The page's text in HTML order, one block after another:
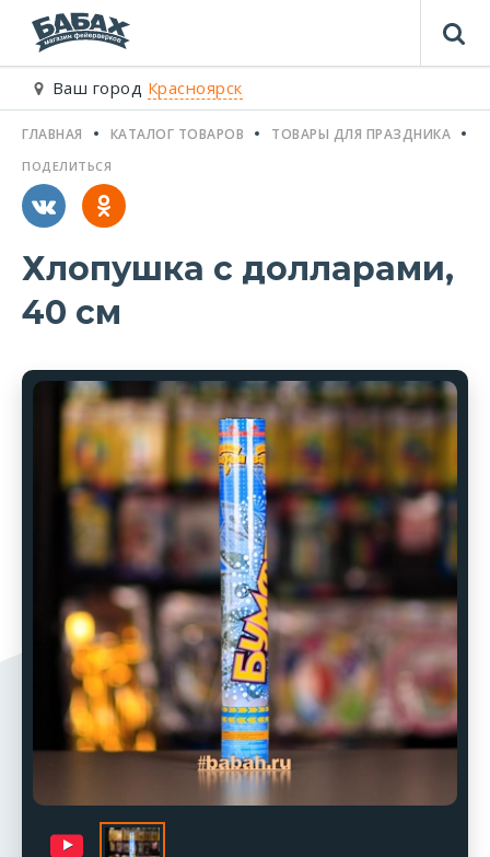
Ваш город Красноярск
ГЛАВНАЯ КАТАЛОГ ТОВАРОВ ТОВАРЫ ДЛЯ ПРАЗДНИКА
Хлопушка с долларами,
40 см
ПОДЕЛИТЬСЯ